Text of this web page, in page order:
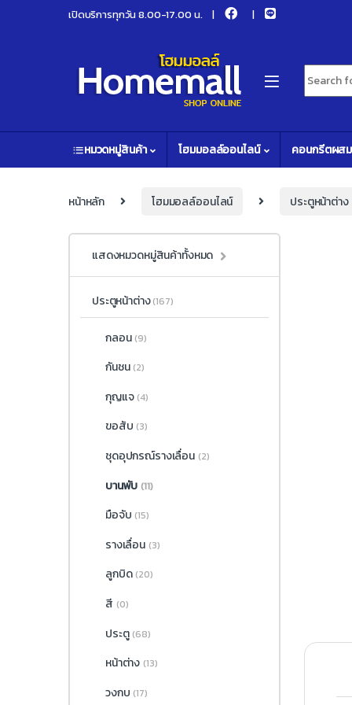
Skip to navigation
Skip to contentเปิดบริการทุกวัน 8.00-17.00 น.
Search
หมวดหมู่สินค้า โฮมมอลล์ออนไลน์ คอนกรีตผส
หน้าหลัก โฮมมอลล์ออนไลน์ ประตูหน้าต่าง
แสดงหมวดหมู่สินค้าทั้งหมด
ประตูหน้าต่าง(167)
กลอน (9)
กันชน (2)
กุญแจ (4)
ขอสับ (3)
ชุดอุปกรณ์รางเลื่อน (2)
บานพับ (11)
มือจับ (15)
รางเลื่อน (3)
ลูกบิด (20)
สี (0)
ประตู (68)
หน้าต่าง (13)
วงกบ (17)